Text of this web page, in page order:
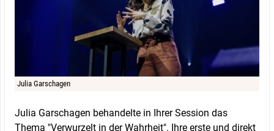
Julia Garschagen
Julia Garschagen behandelte in Ihrer Session das
Thema "Verwurzelt in der Wahrheit". Ihre erste und direkt